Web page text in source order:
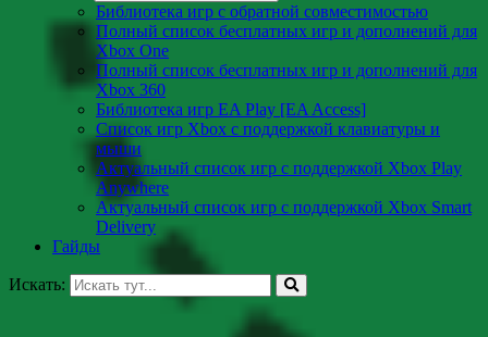
Библиотека игр с обратной совместимостью
Полный список бесплатных игр и дополнений для
Xbox One
Полный список бесплатных игр и дополнений для
Xbox 360
Библиотека игр EA Play [EA Access]
Список игр Xbox c поддержкой клавиатуры и
мыши
Актуальный список игр с поддержкой Xbox Play
Anywhere
Актуальный список игр с поддержкой Xbox Smart
Delivery
Гайды
Искать: